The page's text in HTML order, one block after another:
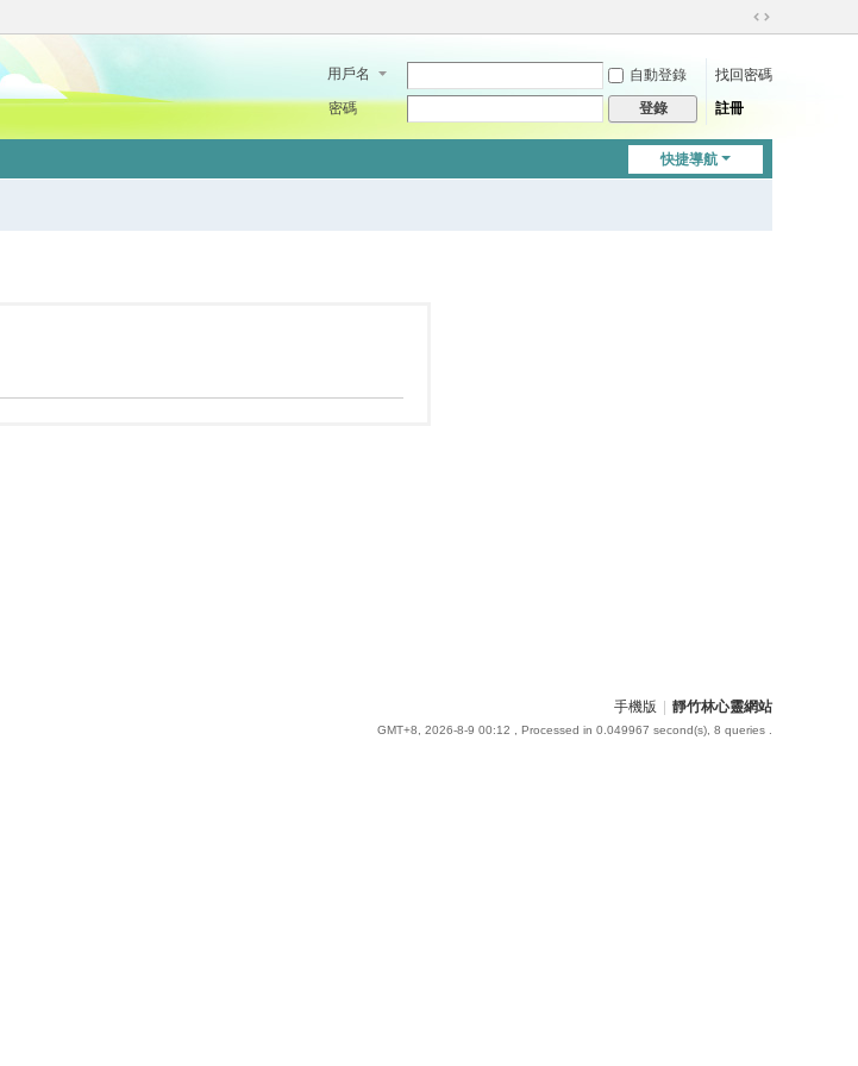
切
到
用戶名 自動登錄
找回密碼
密碼
登錄 註冊
快捷導航
手機版 靜竹林心靈網站
GMT+8, 2026-8-9 00:12 , Processed in 0.049967 second(s), 8 queries .